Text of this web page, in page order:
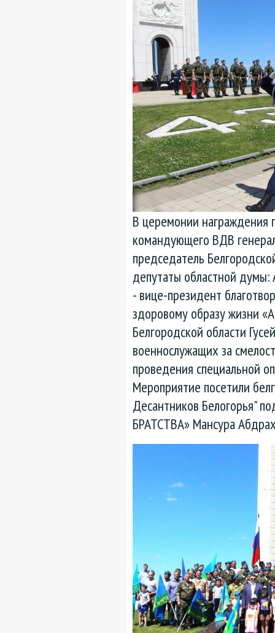
В церемонии награждения
командующего ВДВ
председатель
депутаты областной думы:
- вице-президент
здоровому образу жизни
Белгородской области
военнослужащих за
проведения специальной
Мероприятие посетили
Десантников Белогорья"
БРАТСТВА» Мансура